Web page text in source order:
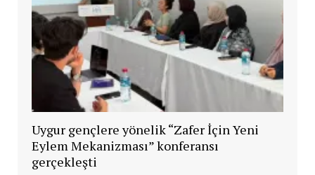
Uygur gençlere yönelik “Zafer İçin Yeni
Eylem Mekanizması” konferansı
gerçekleşti